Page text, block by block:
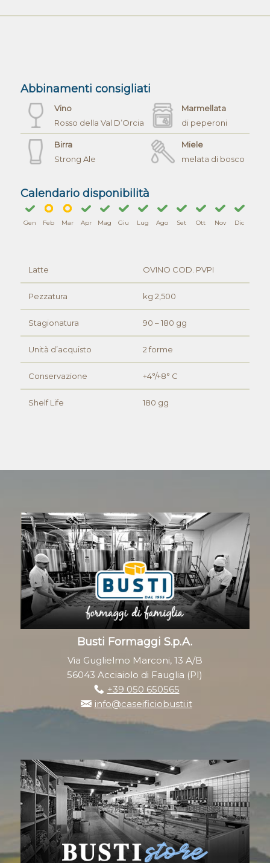
Abbinamenti consigliati
Vino
Rosso della Val D’Orcia
Marmellata
di peperoni
Birra
Strong Ale
Miele
melata di bosco
Calendario disponibilità
Gen Feb Mar Apr Mag Giu Lug Ago Set Ott Nov Dic
Latte OVINO COD. PVPI
Pezzatura kg 2,500
Stagionatura 90 – 180 gg
Unità d’acquisto 2 forme
Conservazione +4°/+8° C
Shelf Life 180 gg
Busti Formaggi S.p.A.
Via Guglielmo Marconi, 13 A/B
56043 Acciaiolo di Fauglia (PI)
+39 050 650565
info@caseificiobusti.it